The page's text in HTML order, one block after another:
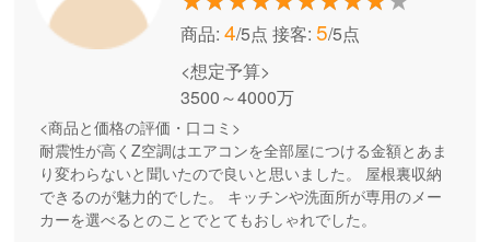
商品: 4/5点 接客: 5/5点
<想定予算>
3500～4000万
<商品と価格の評価・口コミ>
耐震性が高くZ空調はエアコンを全部屋につける金額とあま
り変わらないと聞いたので良いと思いました。 屋根裏収納
できるのが魅力的でした。 キッチンや洗面所が専用のメー
カーを選べるとのことでとてもおしゃれでした。